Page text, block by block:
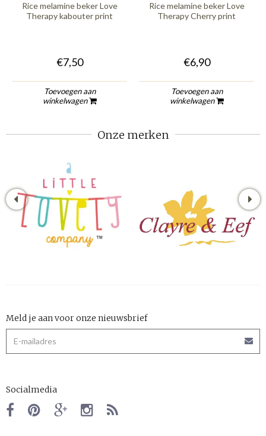
Rice melamine beker Love
Therapy kabouter print
€7,50
Toevoegen aan
winkelwagen
Rice melamine beker Love
Therapy Cherry print
€6,90
Toevoegen aan
winkelwagen
Onze merken
Meld je aan voor onze nieuwsbrief
Socialmedia